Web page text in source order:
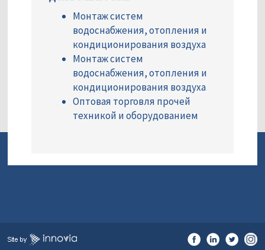
Монтаж систем
водоснабжения, отопления и
кондиционирования воздуха
Монтаж систем
водоснабжения, отопления и
кондиционирования воздуха
Оптовая торговля прочей
техникой и оборудованием